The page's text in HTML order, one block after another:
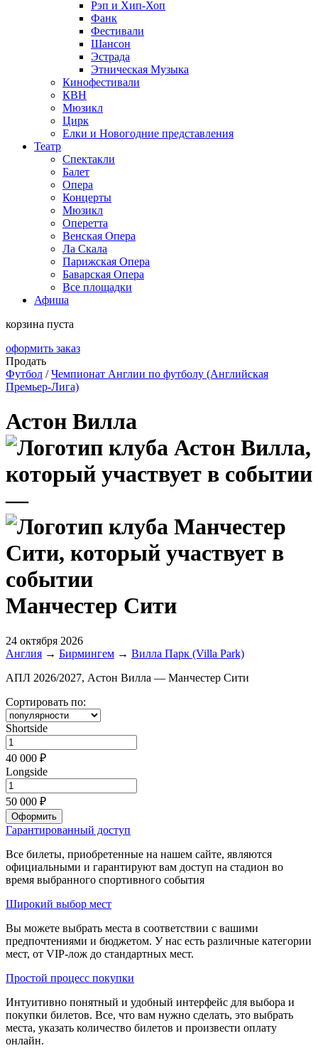
Рэп и Хип-Хоп
Фанк
Фестивали
Шансон
Эстрада
Этническая Музыка
Кинофестивали
КВН
Мюзикл
Цирк
Елки и Новогодние представления
Театр
Спектакли
Балет
Опера
Концерты
Мюзикл
Оперетта
Венская Опера
Ла Скала
Парижская Опера
Баварская Опера
Все площадки
Афиша
корзина пуста
оформить заказ
Продать
Футбол /Чемпионат Англии по футболу (Английская
Премьер-Лига)
Астон Вилла
—
Манчестер Сити
24 октября 2026
Англия → Бирмингем → Вилла Парк (Villa Park)
АПЛ 2026/2027, Астон Вилла — Манчестер Сити
Сортировать по:
Shortside
40 000 ₽
Longside
50 000 ₽
Оформить
Гарантированный доступ
Все билеты, приобретенные на нашем сайте, являются
официальными и гарантируют вам доступ на стадион во
время выбранного спортивного события
Широкий выбор мест
Вы можете выбрать места в соответствии с вашими
предпочтениями и бюджетом. У нас есть различные категории
мест, от VIP-лож до стандартных мест.
Простой процесс покупки
Интуитивно понятный и удобный интерфейс для выбора и
покупки билетов. Все, что вам нужно сделать, это выбрать
места, указать количество билетов и произвести оплату
онлайн.